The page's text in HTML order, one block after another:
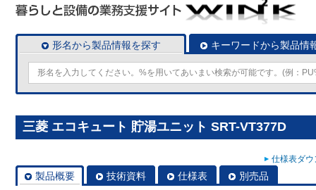
形名から製品情報を探す キーワードから製品情
三菱 エコキュート 貯湯ユニット SRT-VT377D
仕様表ダ
製品概要 技術資料 仕様表 別売品